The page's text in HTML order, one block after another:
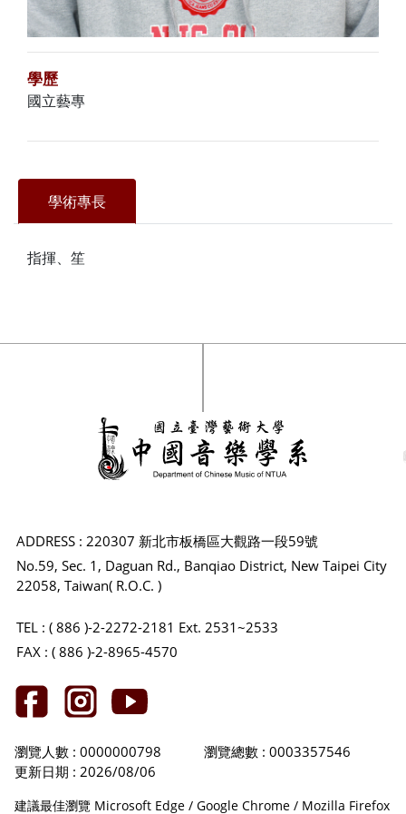
學歷
國立藝專
學術專長
指揮、笙
ADDRESS : 220307 新北市板橋區大觀路一段59號
No.59, Sec. 1, Daguan Rd., Banqiao District, New Taipei City
22058, Taiwan( R.O.C. )
TEL : ( 886 )-2-2272-2181 Ext. 2531~2533
FAX : ( 886 )-2-8965-4570
瀏覽人數 : 0000000798
瀏覽總數 : 0003357546
更新日期 : 2026/08/06
建議最佳瀏覽 Microsoft Edge / Google Chrome / Mozilla Firefox